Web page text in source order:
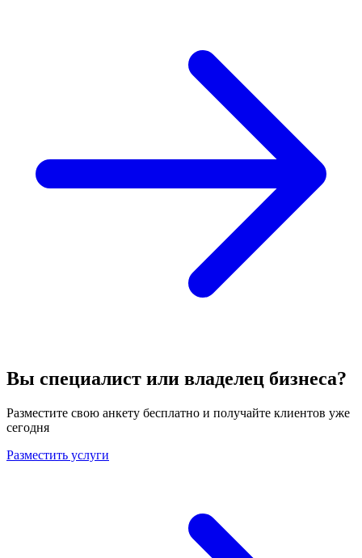
Вы специалист или владелец бизнеса?
Разместите свою анкету бесплатно и получайте клиентов уже
сегодня
Разместить услуги